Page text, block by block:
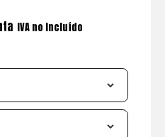
IVA no incluído